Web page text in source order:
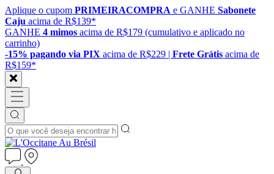
Aplique o cupom PRIMEIRACOMPRA e GANHE Sabonete
Caju acima de R$139*
GANHE 4 mimos acima de R$179 (cumulativo e aplicado no
carrinho)
-15% pagando via PIX acima de R$229 | Frete Grátis acima de
R$159*